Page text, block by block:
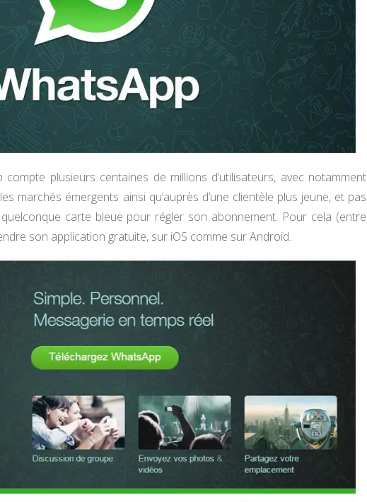
compte plusieurs centaines de millions d’utilisateurs, avec notamment
marchés émergents ainsi qu’auprès d’une clientèle plus jeune, et pas
carte bleue pour régler son abonnement. Pour cela (entre
son application gratuite, sur iOS comme sur Android.